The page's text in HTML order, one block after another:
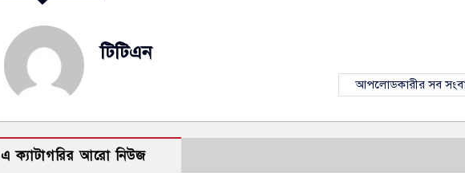
টিটিএন
আপলোডকারীর সব
এ ক্যাটাগরির আরো নিউজ